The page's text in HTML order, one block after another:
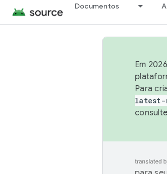
Documentos
Em
Para
latest-
consulte